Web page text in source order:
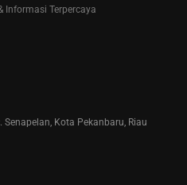
Informasi Terpercaya
Senapelan, Kota Pekanbaru, Riau